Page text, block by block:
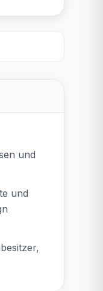
und
und